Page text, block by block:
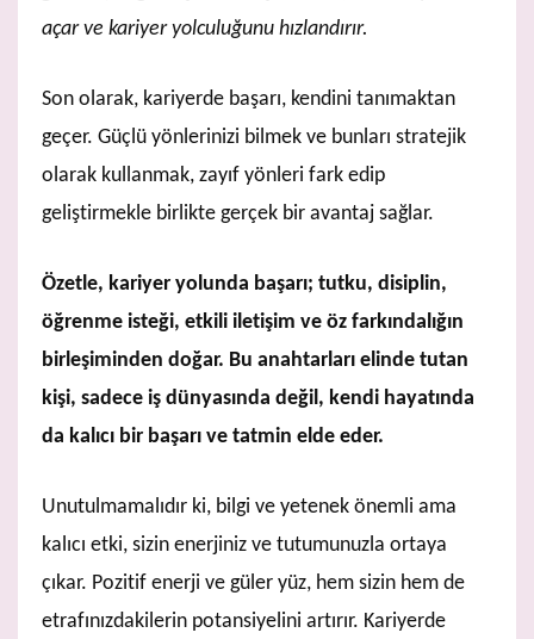
açar ve kariyer yolculuğunu hızlandırır.
Son olarak, kariyerde başarı, kendini tanımaktan
geçer. Güçlü yönlerinizi bilmek ve bunları stratejik
olarak kullanmak, zayıf yönleri fark edip
geliştirmekle birlikte gerçek bir avantaj sağlar.
Özetle, kariyer yolunda başarı; tutku, disiplin,
öğrenme isteği, etkili iletişim ve öz farkındalığın
birleşiminden doğar. Bu anahtarları elinde tutan
kişi, sadece iş dünyasında değil, kendi hayatında
da kalıcı bir başarı ve tatmin elde eder.
Unutulmamalıdır ki, bilgi ve yetenek önemli ama
kalıcı etki, sizin enerjiniz ve tutumunuzla ortaya
çıkar. Pozitif enerji ve güler yüz, hem sizin hem de
etrafınızdakilerin potansiyelini artırır. Kariyerde